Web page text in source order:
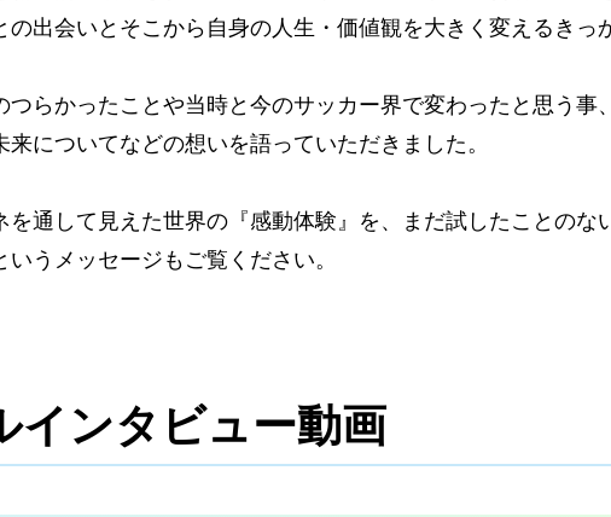
の出会いとそこから自身の人生・価値観を大きく変えるきっ
つらかったことや当時と今のサッカー界で変わったと思う事
についてなどの想いを語っていただきました。
を通して見えた世界の『感動体験』を、まだ試したことのな
うメッセージもご覧ください。
インタビュー動画